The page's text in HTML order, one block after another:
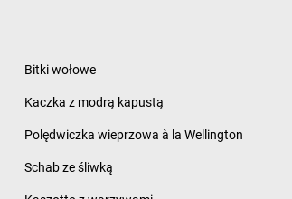
Bitki wołowe
Kaczka z modrą kapustą
Polędwiczka wieprzowa à la Wellington
Schab ze śliwką